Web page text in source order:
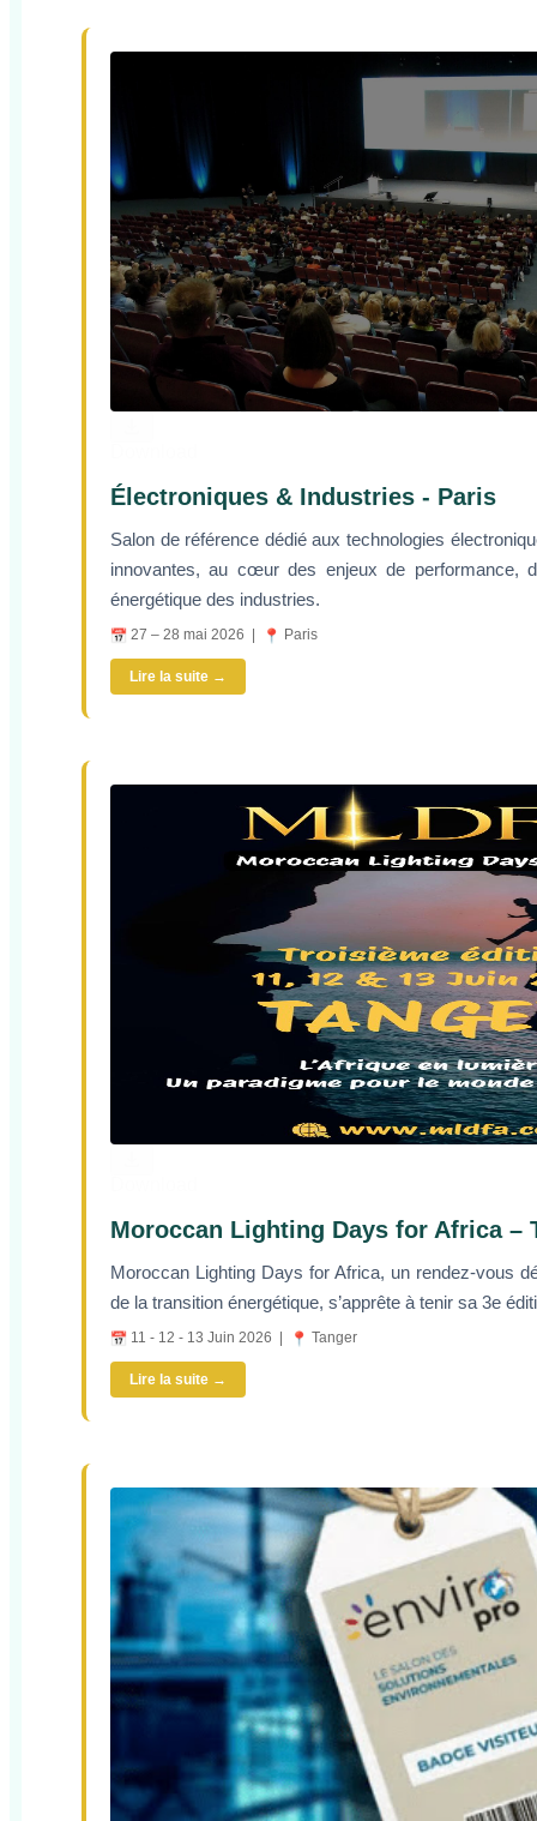
Électroniques & Industries - Paris
Salon de référence dédié aux technologies
innovantes, au cœur des enjeux de performance,
énergétique des industries.
27 – 28 mai 2026 | Paris
Lire la suite →
Moroccan Lighting Days for Africa –
Moroccan Lighting Days for Africa, un rendez-vous
de la transition énergétique, s’apprête à tenir sa 3e
11 - 12 - 13 Juin 2026 | Tanger
Lire la suite →